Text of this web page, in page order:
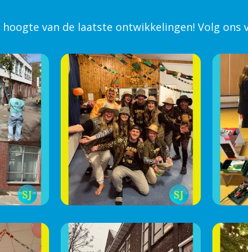
van de laatste ontwikkelingen! Volg ons